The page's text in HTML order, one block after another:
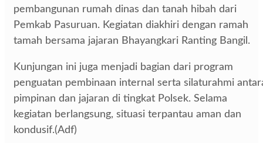
pembangunan rumah dinas dan tanah hibah dari
Pemkab Pasuruan. Kegiatan diakhiri dengan ramah
tamah bersama jajaran Bhayangkari Ranting Bangil.
Kunjungan ini juga menjadi bagian dari program
penguatan pembinaan internal serta silaturahmi
pimpinan dan jajaran di tingkat Polsek. Selama
kegiatan berlangsung, situasi terpantau aman dan
kondusif.(Adf)